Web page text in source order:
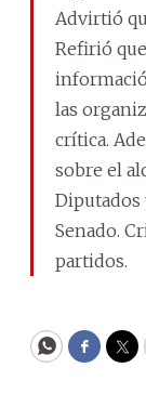
Advirtió
Refirió
las
crítica.
sobre el
Diputados
Senado.
partidos.
WhatsApp